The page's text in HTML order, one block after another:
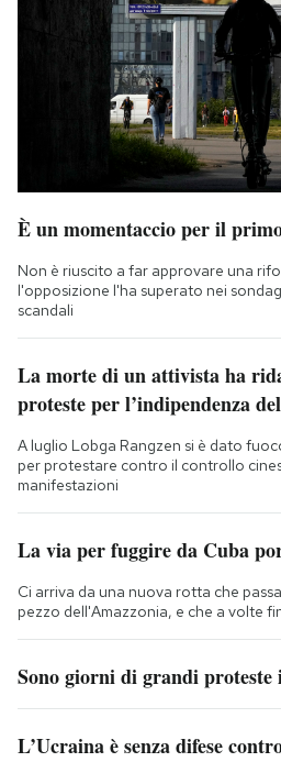
È un momentaccio per il
Non è riuscito a far approvare una
l'opposizione l'ha superato nei
scandali
La morte di un attivista ha
proteste per l’indipendenza
A luglio Lobga Rangzen si è dato
per protestare contro il controllo
manifestazioni
La via per fuggire da Cuba
Ci arriva da una nuova rotta che
pezzo dell'Amazzonia, e che a volte
Sono giorni di grandi proteste
L’Ucraina è senza difese